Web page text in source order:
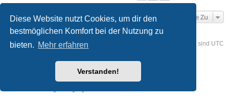
Diese Website nutzt Cookies, um dir den
bestmöglichen Komfort bei der Nutzung zu
bieten. Mehr erfahren
Verstanden!
Gehe Zu
Foren-Übersicht Kontakt Alle Zeiten sind UTC
® Forum Software © phpBB Limited
phpBB.de
created by INVENTEA & v12mike